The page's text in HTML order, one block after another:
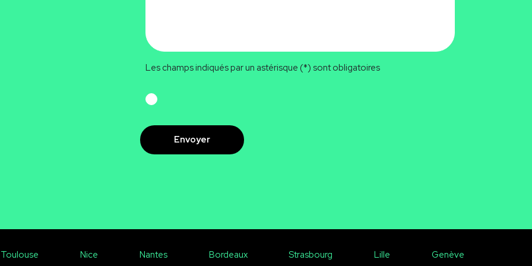
Les champs indiqués par un astérisque (*) sont obligatoires
Toulouse Nice Nantes Bordeaux Strasbourg Lille Genève